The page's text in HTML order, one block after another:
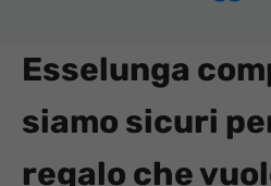
Esselunga
siamo sicuri
regalo che